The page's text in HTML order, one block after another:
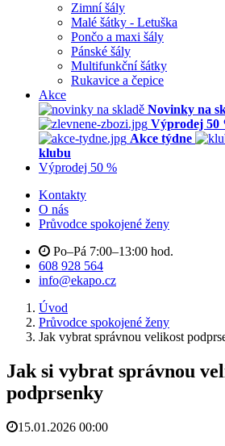
Zimní šály
Malé šátky - Letuška
Pončo a maxi šály
Pánské šály
Multifunkční šátky
Rukavice a čepice
Akce
Novinky na
Výprodej 50
Akce týdne
klubu
Výprodej 50 %
Kontakty
O nás
Průvodce spokojené ženy
Po–Pá 7:00–13:00 hod.
608 928 564
info@ekapo.cz
Úvod
Průvodce spokojené ženy
Jak vybrat správnou velikost
Jak si vybrat správnou
podprsenky
15.01.2026 00:00